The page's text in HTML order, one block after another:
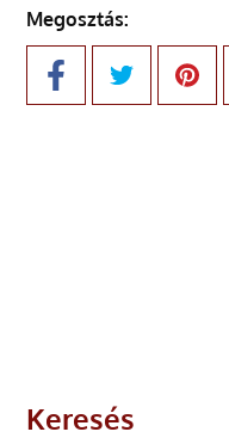
Megosztás:
Keresés